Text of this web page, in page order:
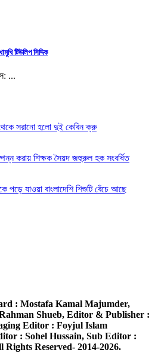
টিউলিপ সিদ্দিক
...
থেকে সরানো হলো দুই কেবিন ক্রু
করায় শিক্ষক সৈয়দ জহুরুল হক সংবর্ধিত
পড়ে যাওয়া বাংলাদেশি শিশুটি বেঁচে আছে
: Mostafa Kamal Majumder,
Shueb, Editor & Publisher :
Editor : Foyjul Islam
: Sohel Hussain, Sub Editor :
Reserved- 2014-2026.